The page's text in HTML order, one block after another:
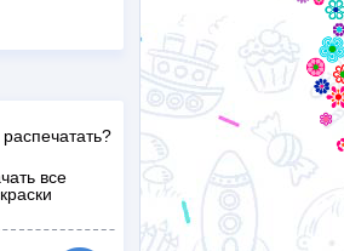
распечатать?
все